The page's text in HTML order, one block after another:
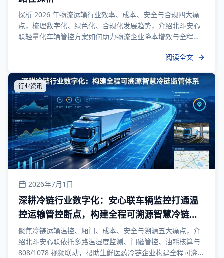
探析 2026 年物流运输行业效率、成本、安全与合规四大痛
点，梳理数字化、绿色化、合规化发展趋势，介绍北斗安心
联轻量化车辆管控方案如何助力物流企业降本增效与全程溯
阅读全文
行业资讯
2026年7月1日
深耕冷链行业数字化：安心联车辆监控打通温
控运输管控断点，构建全程可溯源智慧冷链监
管体系
聚焦冷链运输温控、厢门、成本、安全与溯源五大痛点，介
绍北斗安心联依托多路温湿度监测、门磁管控、油耗核算与
808/1078 视频联动，帮助生鲜医药冷链企业构建全程可溯源